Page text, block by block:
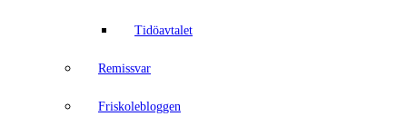
Tidöavtalet
Remissvar
Friskolebloggen